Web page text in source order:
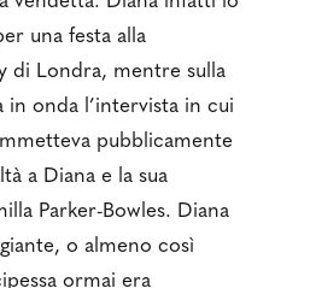
una festa alla
di Londra, mentre sulla
in onda l’intervista in cui
pubblicamente
a Diana e la sua
Parker-Bowles. Diana
o almeno così
ormai era